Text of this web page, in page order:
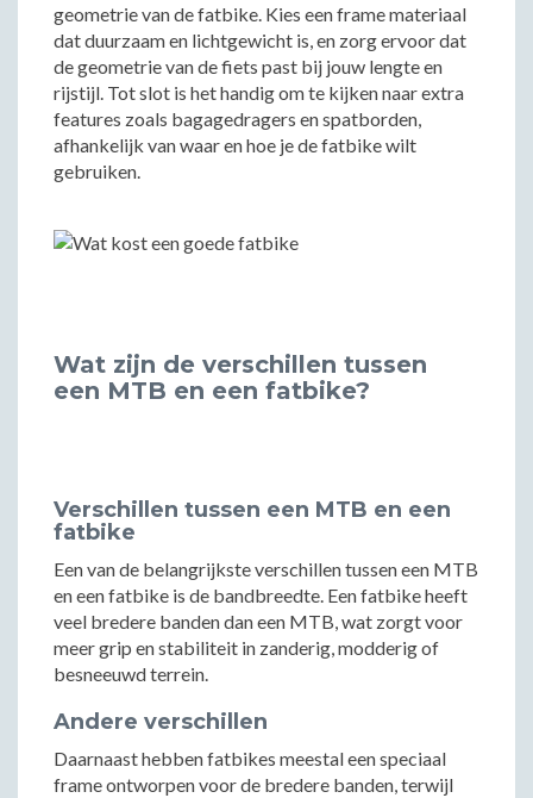
geometrie van de fatbike. Kies een frame materiaal
dat duurzaam en lichtgewicht is, en zorg ervoor dat
de geometrie van de fiets past bij jouw lengte en
rijstijl. Tot slot is het handig om te kijken naar extra
features zoals bagagedragers en spatborden,
afhankelijk van waar en hoe je de fatbike wilt
gebruiken.
Wat zijn de verschillen tussen
een MTB en een fatbike?
Verschillen tussen een MTB en een
fatbike
Een van de belangrijkste verschillen tussen een MTB
en een fatbike is de bandbreedte. Een fatbike heeft
veel bredere banden dan een MTB, wat zorgt voor
meer grip en stabiliteit in zanderig, modderig of
besneeuwd terrein.
Andere verschillen
Daarnaast hebben fatbikes meestal een speciaal
frame ontworpen voor de bredere banden, terwijl